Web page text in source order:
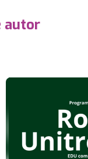
autor